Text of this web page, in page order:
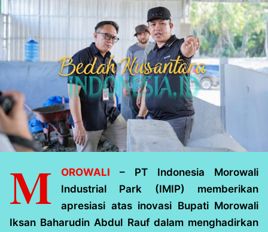
M OROWALI – PT Indonesia Morowali
Industrial Park (IMIP) memberikan
apresiasi atas inovasi Bupati Morowali
Iksan Baharudin Abdul Rauf dalam menghadirkan